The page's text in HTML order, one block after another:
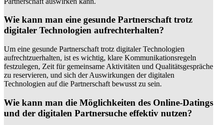
Wie kann man eine gesunde Partnerschaft trotz
digitaler Technologien aufrechterhalten?
Um eine gesunde Partnerschaft trotz digitaler Technologien
aufrechtzuerhalten, ist es wichtig, klare Kommunikationsregeln
festzulegen, Zeit für gemeinsame Aktivitäten und Qualitätsgespräche
zu reservieren, und sich der Auswirkungen der digitalen
Technologien auf die Partnerschaft bewusst zu sein.
Wie kann man die Möglichkeiten des Online-Datings
und der digitalen Partnersuche effektiv nutzen?